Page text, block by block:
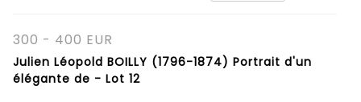
300 - 400 EUR
Julien Léopold BOILLY (1796-1874) Portrait d'un
élégante de - Lot 12